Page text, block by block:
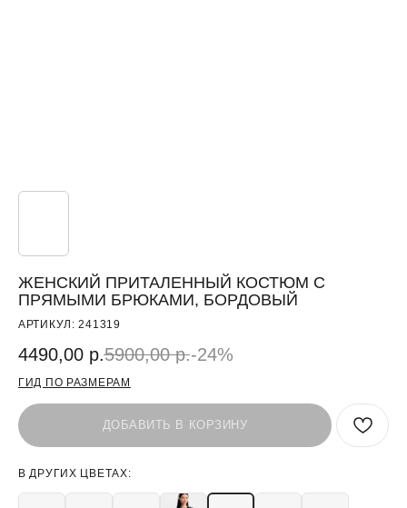
ЖЕНСКИЙ ПРИТАЛЕННЫЙ КОСТЮМ С
ПРЯМЫМИ БРЮКАМИ, БОРДОВЫЙ
АРТИКУЛ:241319
4490,00 р.5900,00 р.-24%
ГИД ПО РАЗМЕРАМ
ДОБАВИТЬ В КОРЗИНУ
В ДРУГИХ ЦВЕТАХ: